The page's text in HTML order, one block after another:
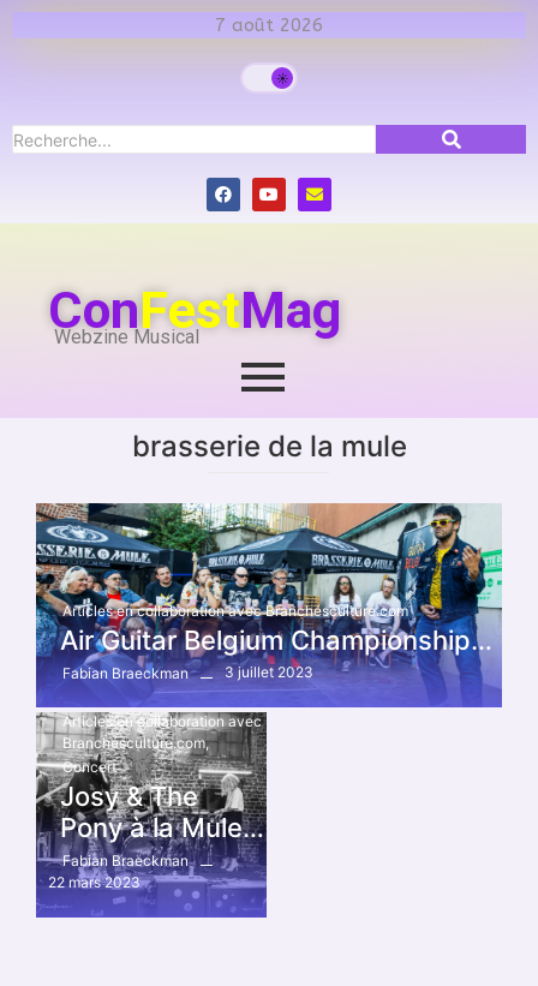
7 août 2026
ConFestMag
Webzine Musical
brasserie de la mule
Articles en collaboration avec Branchésculture.com
Air Guitar Belgium Championship…
Fabian Braeckman 3 juillet 2023
Articles en collaboration avec
Branchésculture.com,
Concert
Josy & The
Pony à la Mule…
Fabian Braeckman
22 mars 2023